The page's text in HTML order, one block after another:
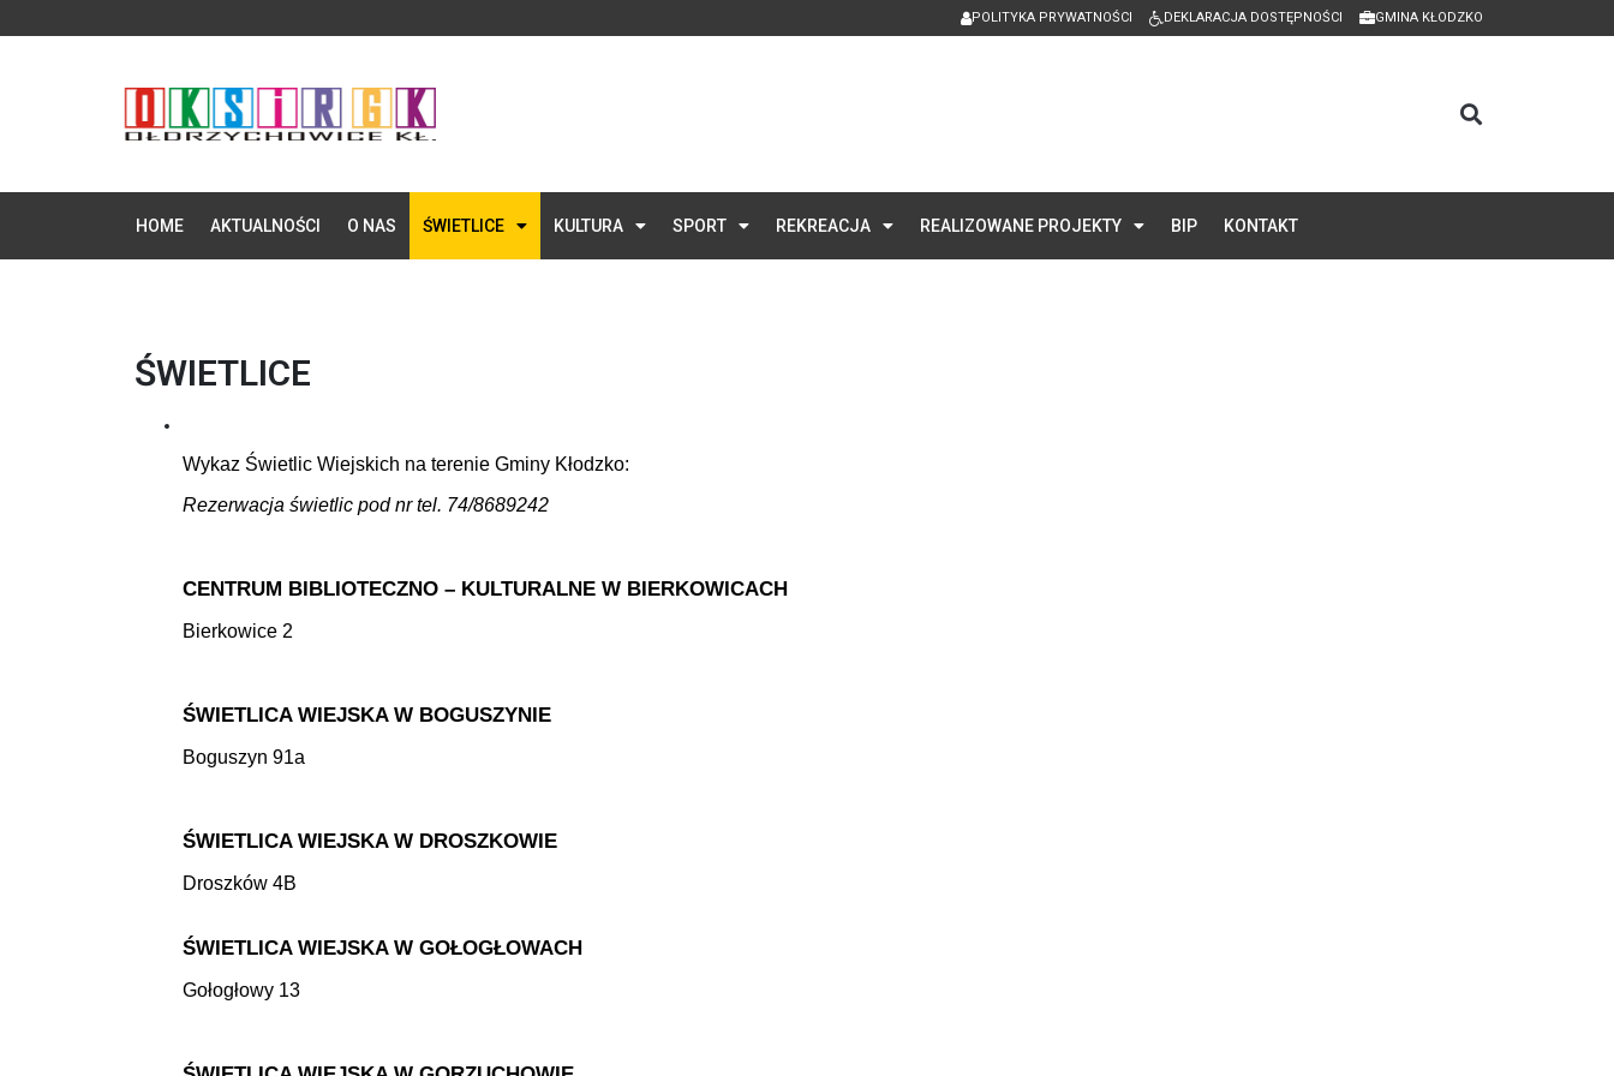
POLITYKA PRYWATNOŚCI DEKLARACJA DOSTĘPNOŚCI GMINA KŁODZKO
HOME AKTUALNOŚCI O NAS ŚWIETLICE KULTURA SPORT REKREACJA REALIZOWANE PROJEKTY BIP KONTAKT
ŚWIETLICE
Wykaz Świetlic Wiejskich na terenie Gminy Kłodzko:
Rezerwacja świetlic pod nr tel. 74/8689242
CENTRUM BIBLIOTECZNO – KULTURALNE W BIERKOWICACH
Bierkowice 2
ŚWIETLICA WIEJSKA W BOGUSZYNIE
Boguszyn 91a
ŚWIETLICA WIEJSKA W DROSZKOWIE
Droszków 4B
ŚWIETLICA WIEJSKA W GOŁOGŁOWACH
Gołogłowy 13